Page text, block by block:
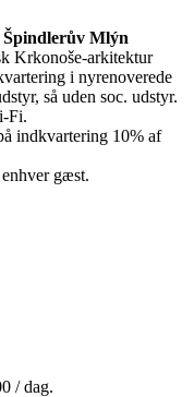
Mlýn
Krkonoše-arkitektur
i nyrenoverede
så uden soc. udstyr.
Fi.
indkvartering 10% af
gæst.
/ dag.